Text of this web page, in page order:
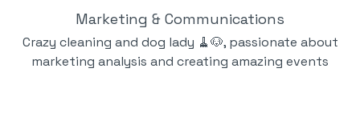
Marketing & Communications
Crazy cleaning and dog lady 🧹🐶, passionate about
marketing analysis and creating amazing events